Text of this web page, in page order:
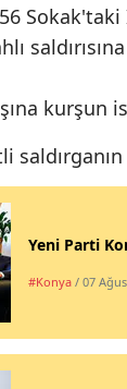
Yeni Parti
#Konya / 07